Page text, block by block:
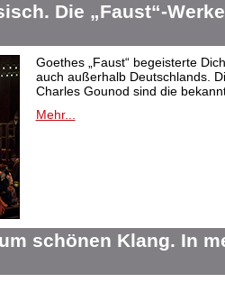
Die „Faust“-
Goethes „Faust“ begeisterte
auch außerhalb Deutschlands.
Charles Gounod sind die
Mehr...
schönen Klang. In